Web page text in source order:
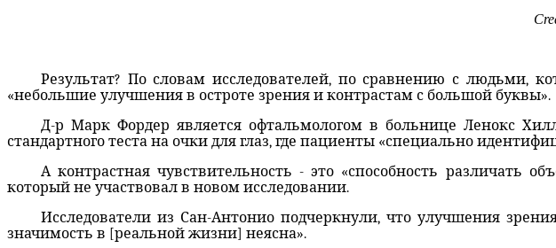
Результат? По словам исследователей, по сравнению с людьми,
«небольшие улучшения в остроте зрения и контрастам с большой буквы».
Д-р Марк Фордер является офтальмологом в больнице Ленокс
стандартного теста на очки для глаз, где пациенты «специально
А контрастная чувствительность - это «способность различать
который не участвовал в новом исследовании.
Исследователи из Сан-Антонио подчеркнули, что улучшения
значимость в [реальной жизни] неясна».